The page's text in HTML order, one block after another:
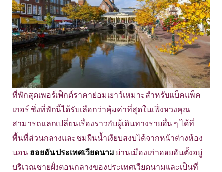
ที่พักสุดเพอร์เฟ็กต์ราคาย่อมเยาว์เหมาะสำหรับแบ็คแพ็ค
เกอร์ ซึ่งที่พักนี้ได้รับเลือกว่าคุ้มค่าที่สุดในเฟิ่งหวงคุณ
สามารถแลกเปลี่ยนเรื่องราวกับผู้เดินทางรายอื่น ๆ ได้ที่
พื้นที่ส่วนกลางและชมผืนน้ำเงียบสงบได้จากหน้าต่างห้อง
นอน ฮอยอัน ประเทศเวียดนาม ย่านเมืองเก่าฮอยอันตั้งอยู่
บริเวณชายฝั่งตอนกลางของประเทศเวียดนามและเป็นที่